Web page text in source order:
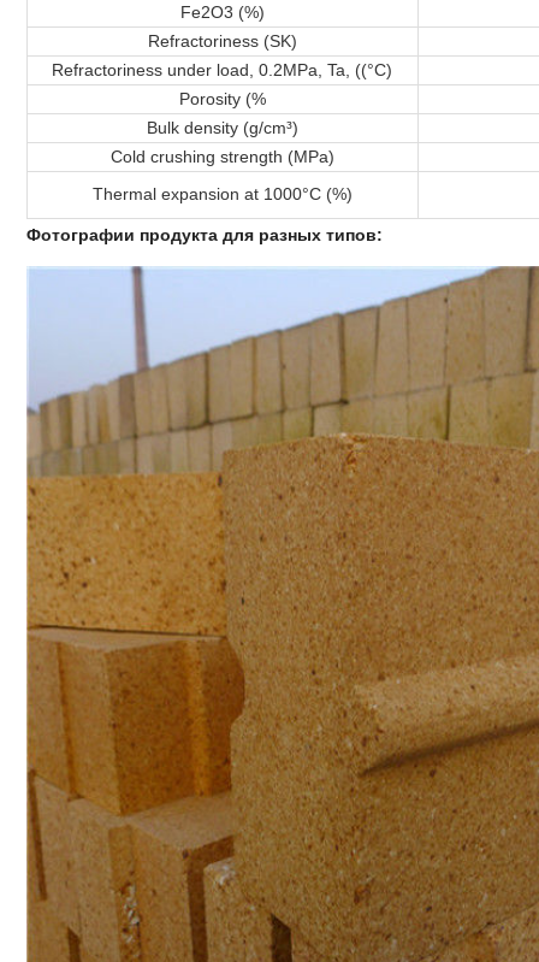
Fe2O3 (%)
Refractoriness (SK)
Refractoriness under load, 0.2MPa, Ta, ((°C)
Porosity (%
Bulk density (g/cm³)
Cold crushing strength (MPa)
Thermal expansion at 1000°C (%)
Фотографии продукта для разных типов: